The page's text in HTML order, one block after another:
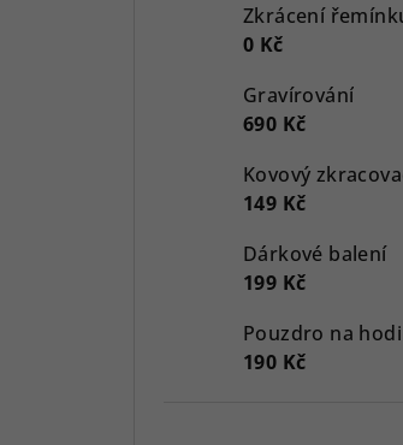
Zkrácení
0 Kč
Gravírování
690 Kč
Kovový
149 Kč
Dárkové balení
199 Kč
Pouzdro na
190 Kč